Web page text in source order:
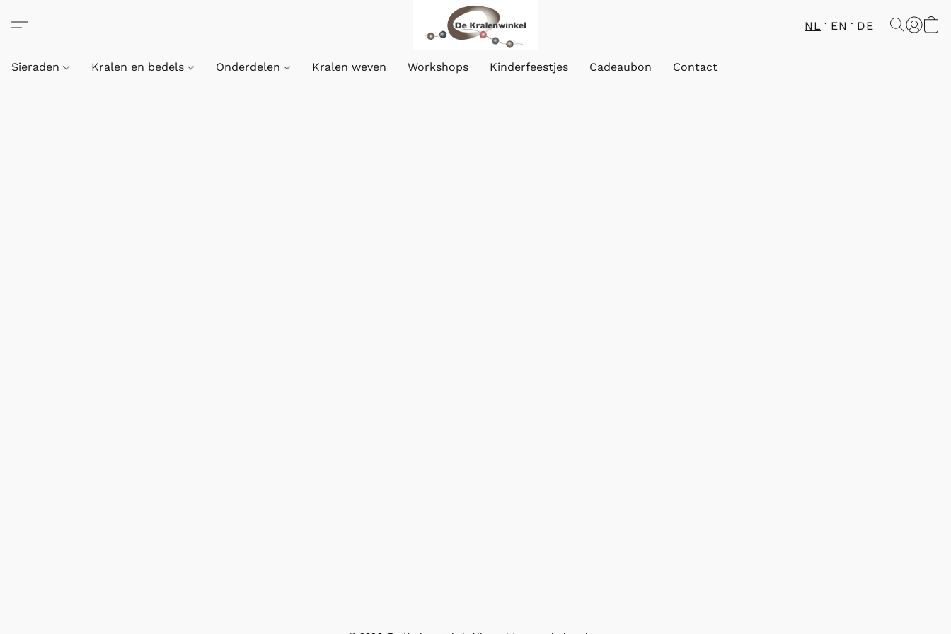
NL EN DE
Sieraden Kralen en bedels Onderdelen Kralen weven Workshops Kinderfeestjes Cadeaubon Contact